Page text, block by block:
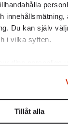
Du kan själv
i vilka syften.
tillbaka ditt
för att
Tillåt alla
hur ska